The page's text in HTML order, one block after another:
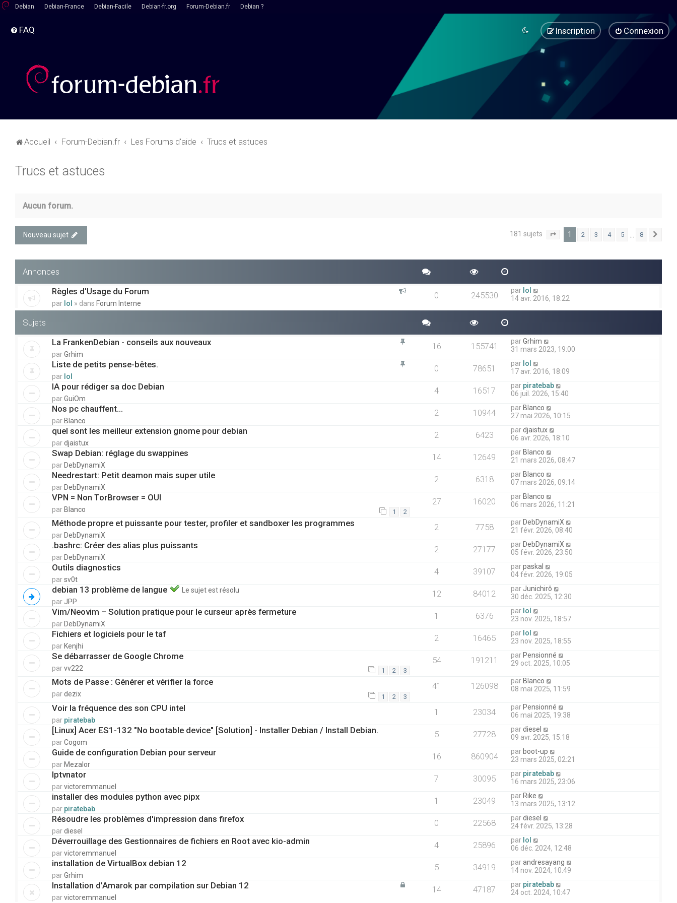
Debian Debian-France Debian-Facile Debian-fr.org Forum-Debian.fr Debian ?
FAQ Connexion
Inscription
Accueil Forum-Debian.fr Les Forums d'aide Trucs et astuces
Trucs et astuces
Aucun forum.
Nouveau sujet 181 sujets Page sur 8
1 2 3 4 5 8
Annonces
Règles d'Usage du Forum
par lol » dans Forum Interne
0 245530 par lol
14 avr. 2016, 18:22
Sujets
La FrankenDebian - conseils aux nouveaux
parGrhim
16 155741 parGrhim
31 mars 2023, 19:00
Liste de petits pense-bêtes.
par lol
0 78651 par lol
17 avr. 2016, 18:09
IA pour rédiger sa doc Debian
parGuiOm
4 16517 par piratebab
06 juil. 2026, 15:40
Nos pc chauffent...
par Blanco
2 10944 par Blanco
27 mai 2026, 10:15
quel sont les meilleur extension gnome pour debian
pardjaistux
2 6423 pardjaistux
06 avr. 2026, 18:10
Swap Debian: réglage du swappines
par DebDynamiX
14 12649 par Blanco
21 mars 2026, 08:47
Needrestart: Petit deamon mais super utile
par DebDynamiX
2 6318 par Blanco
07 mars 2026, 09:14
VPN = Non TorBrowser = OUI
par Blanco 1 2
27 16020 par Blanco
06 mars 2026, 11:21
Méthode propre et puissante pour tester, profiler et sandboxer les programmes
par DebDynamiX
2 7758 par DebDynamiX
21 févr. 2026, 08:40
.bashrc: Créer des alias plus puissants
par DebDynamiX
2 27177 par DebDynamiX
05 févr. 2026, 23:50
Outils diagnostics
parsv0t
4 39107 parpaskal
04 févr. 2026, 19:05
debian 13 problème de langue
Le sujet est résolu
par JPP
12 84012 par Junichirô
30 déc. 2025, 12:30
Vim/Neovim – Solution pratique pour le curseur après fermeture
par DebDynamiX
1 6376 par lol
23 nov. 2025, 18:57
Fichiers et logiciels pour le taf
par Kenjhi
2 16465 par lol
23 nov. 2025, 18:55
Se débarrasser de Google Chrome
parvv222 1 2 3
54 191211 par Pensionné
29 oct. 2025, 10:05
Mots de Passe : Générer et vérifier la force
pardezix 1 2 3
41 126098 par Blanco
08 mai 2025, 11:59
Voir la fréquence des son CPU intel
par piratebab
1 23034 parPensionné
06 mai 2025, 19:38
[Linux] Acer ES1-132 "No bootable device" [Solution] - Installer Debian / Install Debian.
parCogom
5 27728 pardiesel
09 avr. 2025, 15:18
Guide de configuration Debian pour serveur
parMezalor
16 860904 parboot-up
23 mars 2025, 02:21
Iptvnator
parvictoremmanuel
7 30095 par piratebab
16 mars 2025, 23:06
installer des modules python avec pipx
par piratebab
1 23049 parRike
13 mars 2025, 13:12
Résoudre les problèmes d'impression dans firefox
pardiesel
0 22568 pardiesel
24 févr. 2025, 13:28
Déverrouillage des Gestionnaires de fichiers en Root avec kio-admin
parvictoremmanuel
4 25896 par lol
06 déc. 2024, 12:48
installation de VirtualBox debian 12
parGrhim
5 34919 parandresayang
14 nov. 2024, 10:49
Installation d'Amarok par compilation sur Debian 12
parvictoremmanuel
14 47187 par piratebab
24 oct. 2024, 10:47